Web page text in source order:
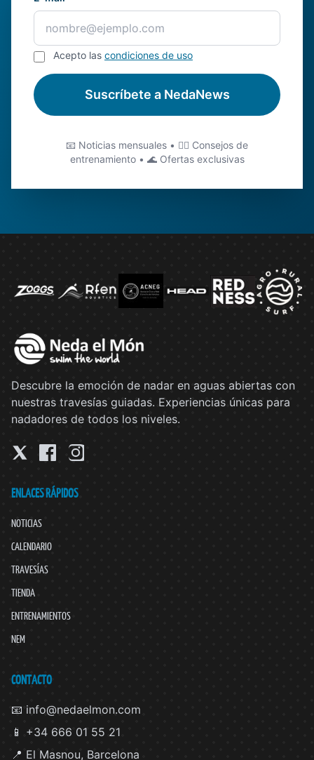
Acepto las condiciones de uso
Suscríbete a NedaNews
📧 Noticias mensuales • 🏊‍♂️ Consejos de
entrenamiento • 🌊 Ofertas exclusivas
Descubre la emoción de nadar en aguas abiertas con
nuestras travesías guiadas. Experiencias únicas para
nadadores de todos los niveles.
ENLACES RÁPIDOS
NOTICIAS
CALENDARIO
TRAVESÍAS
TIENDA
ENTRENAMIENTOS
NEM
CONTACTO
📧 info@nedaelmon.com
📱 +34 666 01 55 21
📍 El Masnou, Barcelona